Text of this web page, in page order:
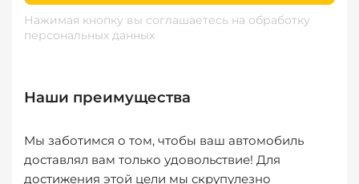
Нажимая кнопку вы соглашаетесь на обработку
персональных данных
Наши преимущества
Мы заботимся о том, чтобы ваш автомобиль
доставлял вам только удовольствие! Для
достижения этой цели мы скрупулезно